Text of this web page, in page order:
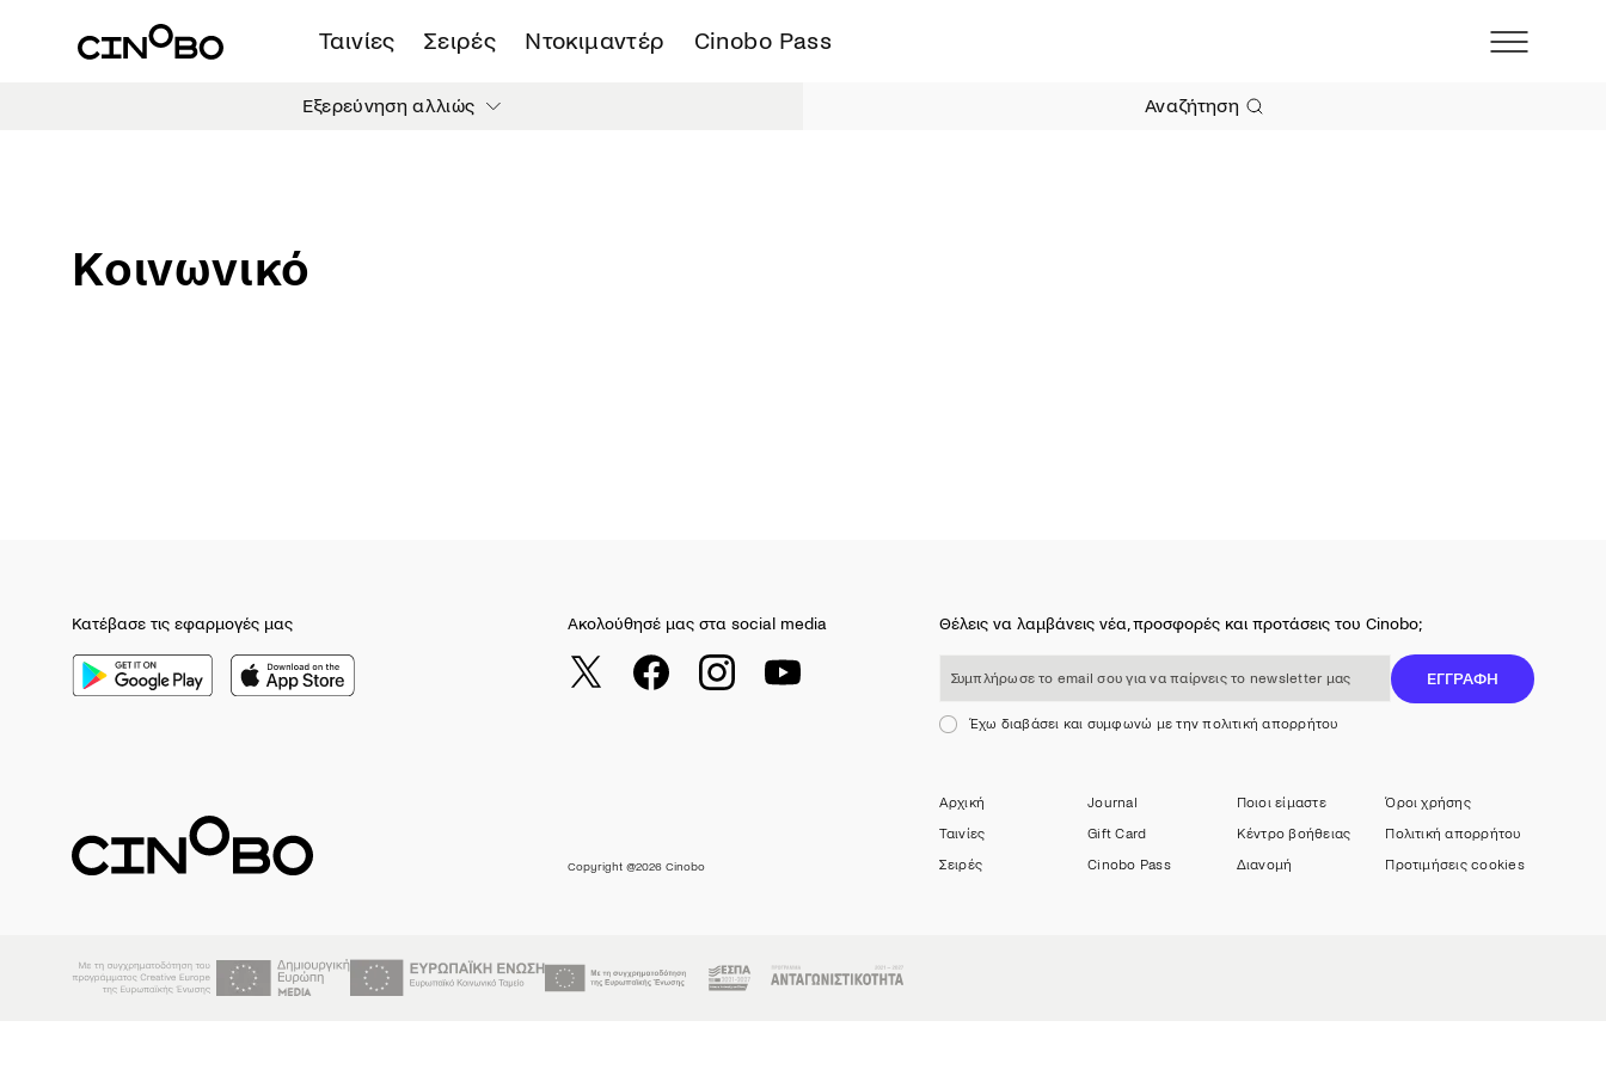
Ταινίες Σειρές Ντοκιμαντέρ Cinobo Pass
Εξερεύνηση αλλιώς Αναζήτηση
Κοινωνικό
Κατέβασε τις εφαρμογές μας Ακολούθησέ μας στα social media Θέλεις να λαμβάνεις νέα, προσφορές και προτάσεις του Cinobo;
ΕΓΓΡΑΦΗ
Έχω διαβάσει και συμφωνώ με την πολιτική απορρήτου
Copyright @2026 Cinobo
Αρχική
Ταινίες
Σειρές
Journal
Gift Card
Cinobo Pass
Ποιοι είμαστε
Κέντρο βοήθειας
Διανομή
Όροι χρήσης
Πολιτική απορρήτου
Προτιμήσεις cookies